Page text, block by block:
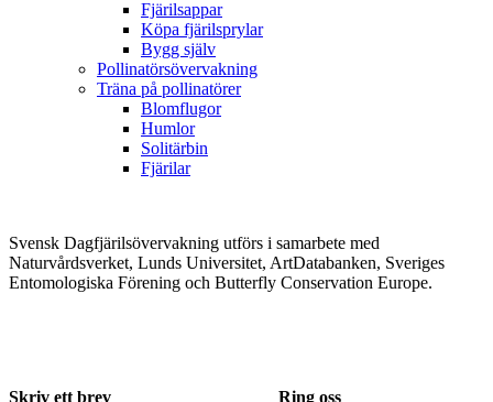
Fjärilsappar
Köpa fjärilsprylar
Bygg själv
Pollinatörsövervakning
Träna på pollinatörer
Blomflugor
Humlor
Solitärbin
Fjärilar
Svensk Dagfjärilsövervakning utförs i samarbete med
Naturvårdsverket, Lunds Universitet, ArtDatabanken, Sveriges
Entomologiska Förening och Butterfly Conservation Europe.
Skriv ett brev Ring oss